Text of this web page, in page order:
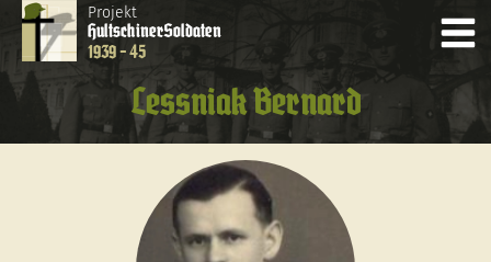
Projekt
HultschinerSoldaten
1939 - 45
Lessniak Bernard